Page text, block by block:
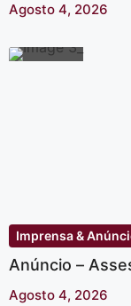
Agosto 4, 2026
Imprensa &
Anúncio –
Agosto 4, 2026